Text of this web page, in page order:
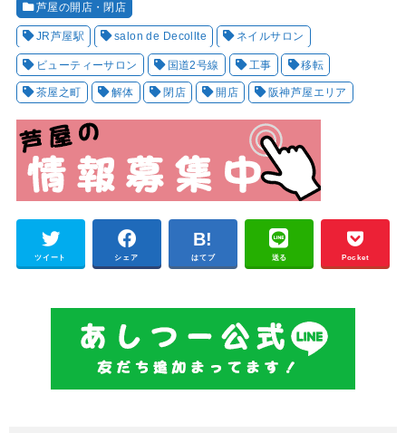
芦屋の開店・閉店
JR芦屋駅 salon de Decollte ネイルサロン
ビューティーサロン 国道2号線 工事 移転
茶屋之町 解体 閉店 開店 阪神芦屋エリア
ツイート シェア はてブ 送る Pocket